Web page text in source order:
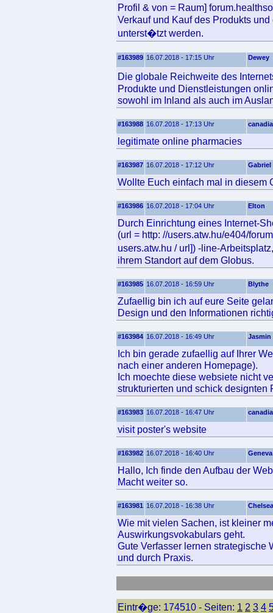
Profil & von = Raum]
Verkauf und Kauf des Produkts
unterst�tzt werden.
#163989 16.07.2018 - 17:15 Uhr Dewey
Die globale Reichweite des
Produkte und Dienstleistungen
sowohl im Inland als auch im
#163988 16.07.2018 - 17:13 Uhr
legitimate online pharmacies
#163987 16.07.2018 - 17:12 Uhr Gabriel
Wollte Euch einfach mal in diesem
#163986 16.07.2018 - 17:04 Uhr Elton
Durch Einrichtung eines Internet-
(url = http: //users.atw.hu/e404/
users.atw.hu / url]) -line-
ihrem Standort auf dem Globus.
#163985 16.07.2018 - 16:59 Uhr Blythe
Zufaellig bin ich auf eure Seite
Design und den Informationen
#163984 16.07.2018 - 16:49 Uhr Jasmin
Ich bin gerade zufaellig auf Ihrer
nach einer anderen Homepage).
Ich moechte diese websiete nicht
strukturierten und schick designten
#163983 16.07.2018 - 16:47 Uhr
visit poster's website
#163982 16.07.2018 - 16:40 Uhr Geneva
Hallo, Ich finde den Aufbau der
Macht weiter so.
#163981 16.07.2018 - 16:38 Uhr Chelsea
Wie mit vielen Sachen, ist kleiner
Auswirkungsvokabulars geht.
Gute Verfasser lernen strategische
und durch Praxis.
Eintr�ge: 174510 - Seiten: 1 2 3 4